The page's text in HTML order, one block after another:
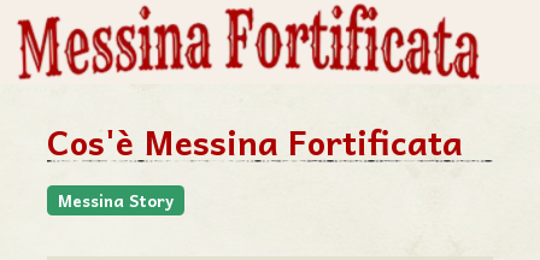
Cos'è Messina Fortificata
Messina Story